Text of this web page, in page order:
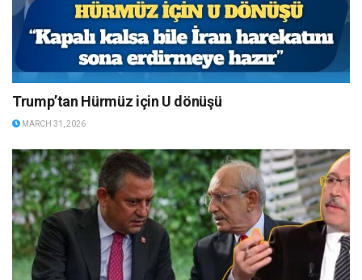
Trump’tan Hürmüz için U dönüşü
MARCH 31, 2026